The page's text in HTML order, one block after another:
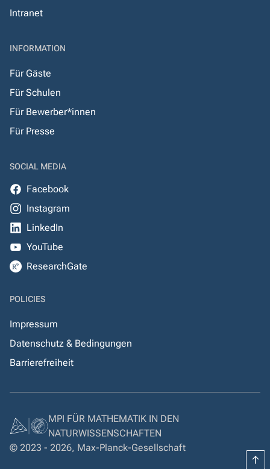
Intranet
INFORMATION
Für Gäste
Für Schulen
Für Bewerber*innen
Für Presse
SOCIAL MEDIA
Facebook
Instagram
LinkedIn
YouTube
ResearchGate
POLICIES
Impressum
Datenschutz & Bedingungen
Barrierefreiheit
MPI FÜR MATHEMATIK IN DEN
NATURWISSENSCHAFTEN
© 2023 - 2026, Max-Planck-Gesellschaft